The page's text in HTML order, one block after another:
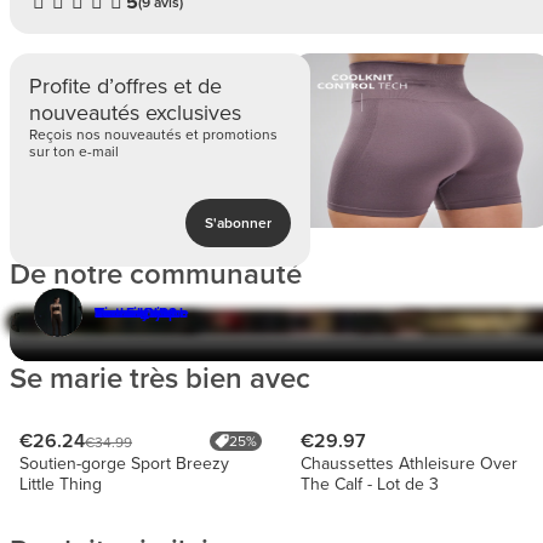
Profite d’offres et de
nouveautés exclusives
Reçois nos nouveautés et promotions
sur ton e-mail
S'abonner
De notre communauté
Leonor Duque
Tamar Kunz
Rachel_sj92
Victoria Wald
Serenay
Ines Escudero
Se marie très bien avec
€26.24€34.99 25%
Soutien-gorge Sport Breezy
Little Thing
€29.97
Chaussettes Athleisure Over
The Calf - Lot de 3